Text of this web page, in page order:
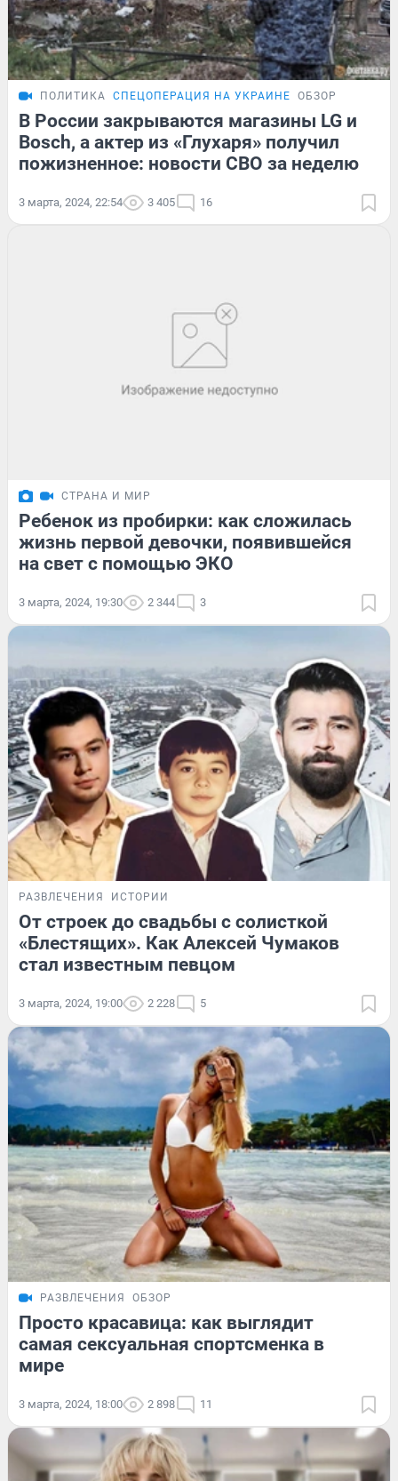
ПОЛИТИКА СПЕЦОПЕРАЦИЯ НА УКРАИНЕ ОБЗОР
В России закрываются магазины LG и
Bosch, а актер из «Глухаря» получил
пожизненное: новости СВО за неделю
3 марта, 2024, 22:54 3 405 16
СТРАНА И МИР
Ребенок из пробирки: как сложилась
жизнь первой девочки, появившейся
на свет с помощью ЭКО
3 марта, 2024, 19:30 2 344 3
РАЗВЛЕЧЕНИЯ ИСТОРИИ
От строек до свадьбы с солисткой
«Блестящих». Как Алексей Чумаков
стал известным певцом
3 марта, 2024, 19:00 2 228 5
РАЗВЛЕЧЕНИЯ ОБЗОР
Просто красавица: как выглядит
самая сексуальная спортсменка в
мире
3 марта, 2024, 18:00 2 898 11